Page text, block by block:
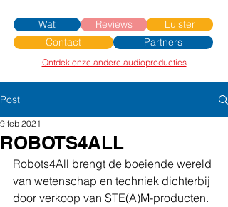
Wat Luister
Reviews
Contact
Partners
Ontdek onze andere audioproducties
Post
ROBOTS4ALL
9 feb 2021
Robots4All brengt de boeiende wereld
van wetenschap en techniek dichterbij
door verkoop van STE(A)M-producten.